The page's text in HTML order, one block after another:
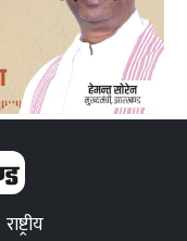
राष्ट्रीय